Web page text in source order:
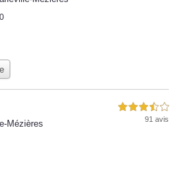
Mézières
3,5 étoiles sur 5
91 avis